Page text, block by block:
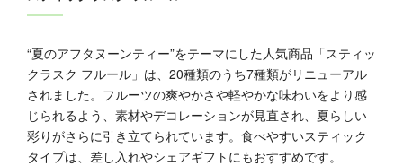
“夏のアフタヌーンティー”をテーマにした人気商品「スティッ
クラスク フルール」は、20種類のうち7種類がリニューアル
されました。フルーツの爽やかさや軽やかな味わいをより感
じられるよう、素材やデコレーションが見直され、夏らしい
彩りがさらに引き立てられています。食べやすいスティック
タイプは、差し入れやシェアギフトにもおすすめです。